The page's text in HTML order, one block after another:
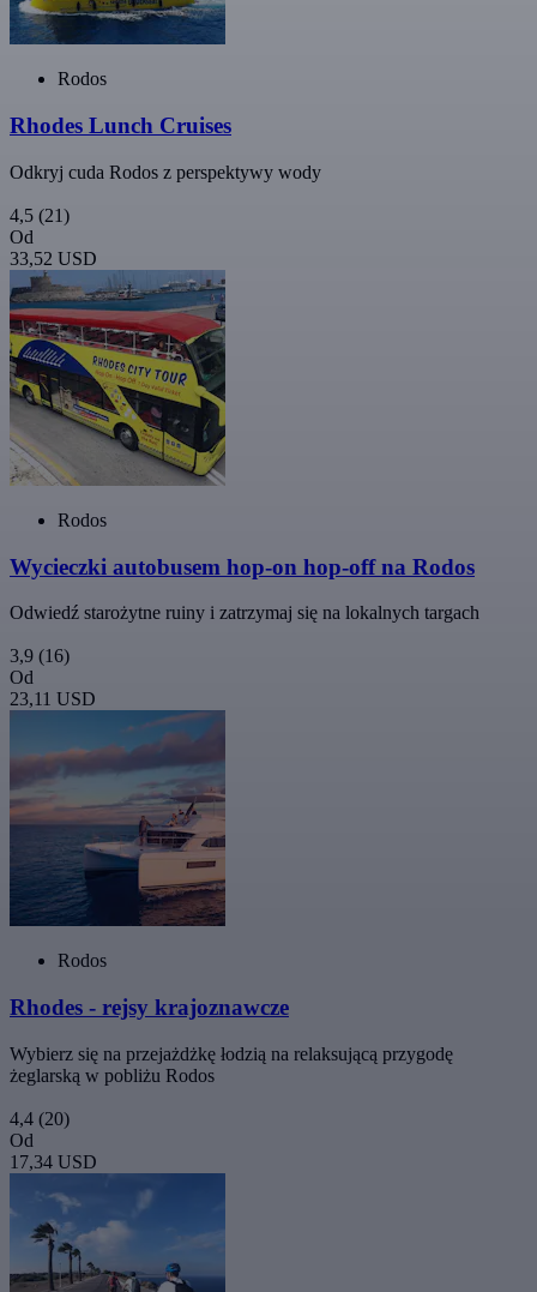
Rodos
Rhodes Lunch Cruises
Odkryj cuda Rodos z perspektywy wody
4,5 (21)
Od
33,52 USD
Rodos
Wycieczki autobusem hop-on hop-off na Rodos
Odwiedź starożytne ruiny i zatrzymaj się na lokalnych targach
3,9 (16)
Od
23,11 USD
Rodos
Rhodes - rejsy krajoznawcze
Wybierz się na przejażdżkę łodzią na relaksującą przygodę
żeglarską w pobliżu Rodos
4,4 (20)
Od
17,34 USD